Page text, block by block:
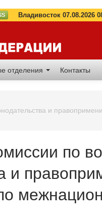
Владивосток
отделения Контакты
и
по
и